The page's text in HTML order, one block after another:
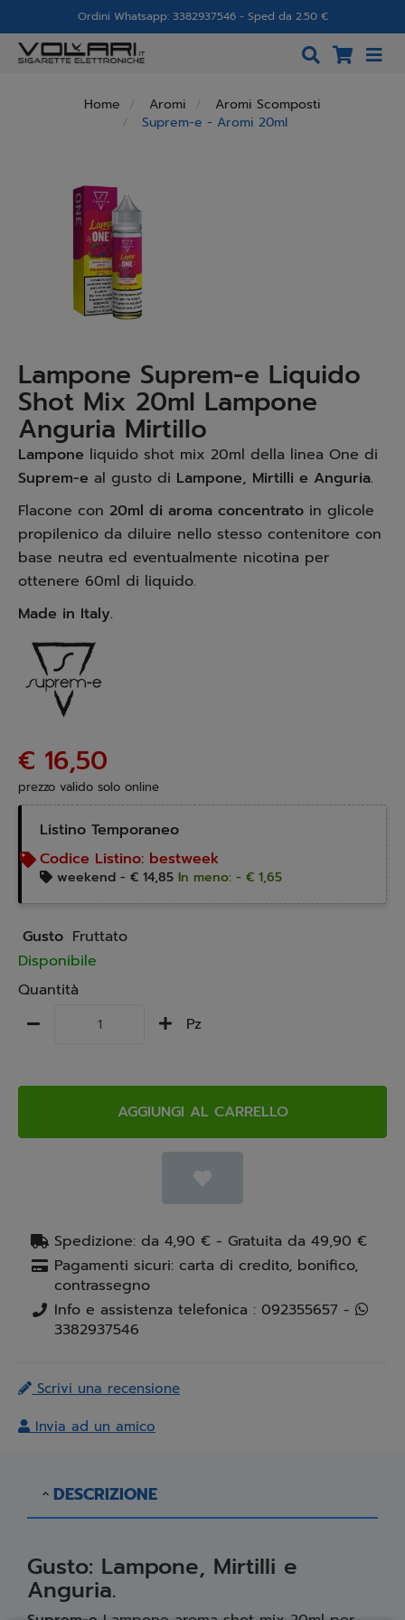
Ordini Whatsapp: 3382937546 - Sped da 2.50 €
Home Aromi
Aromi Scomposti
Suprem-e - Aromi 20ml
Lampone Suprem-e Liquido
Shot Mix 20ml Lampone
Anguria Mirtillo
Lampone liquido shot mix 20ml della linea One di
Suprem-e al gusto di Lampone, Mirtilli e Anguria.
Flacone con 20ml di aroma concentrato in glicole
propilenico da diluire nello stesso contenitore con
base neutra ed eventualmente nicotina per
ottenere 60ml di liquido.
Made in Italy.
€ 16,50
prezzo valido solo online
Listino Temporaneo
Codice Listino: bestweek
weekend - € 14,85 In meno: - € 1,65
Gusto Fruttato
Disponibile
Quantità
Pz
AGGIUNGI AL CARRELLO
Spedizione: da 4,90 € - Gratuita da 49,90 €
Pagamenti sicuri: carta di credito, bonifico,
contrassegno
Info e assistenza telefonica : 092355657 -
3382937546
Scrivi una recensione
Invia ad un amico
DESCRIZIONE
Gusto: Lampone, Mirtilli e
Anguria.